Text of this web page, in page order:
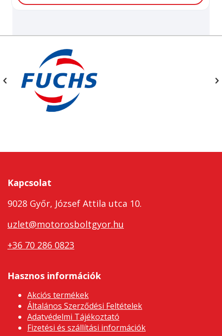
Kapcsolat
9028 Győr, József Attila utca 10.
uzlet@motorosboltgyor.hu
+36 70 286 0823
Hasznos információk
Akciós termékek
Általános Szerződési Feltételek
Adatvédelmi Tájékoztató
Fizetési és szállítási információk